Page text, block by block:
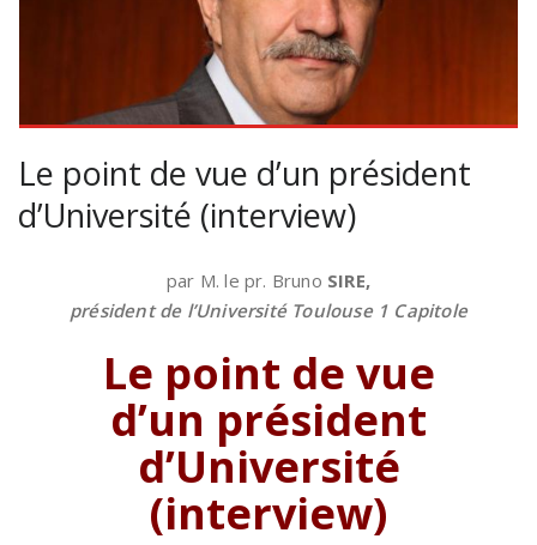
Le point de vue d’un président
d’Université (interview)
par M. le pr. Bruno SIRE,
président de l’Université Toulouse 1 Capitole
Le point de vue
d’un président
d’Université
(interview)